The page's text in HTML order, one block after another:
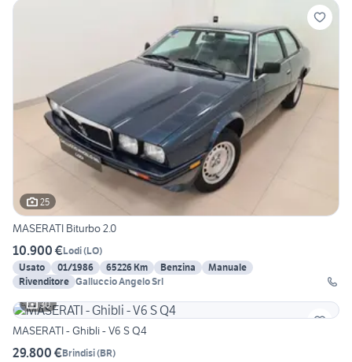
25
MASERATI Biturbo 2.0
10.900 €Lodi(LO)
Usato
01/1986 65226 Km Benzina
Manuale
Rivenditore Galluccio Angelo Srl
30
MASERATI - Ghibli - V6 S Q4
29.800 €Brindisi(BR)